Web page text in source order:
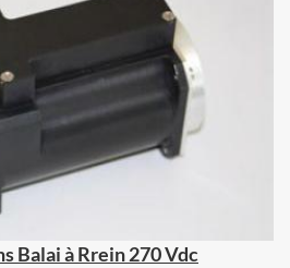
Balai à Rrein 270 Vdc